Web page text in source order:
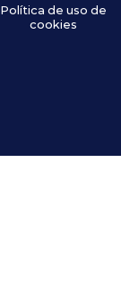
Política de uso de
cookies